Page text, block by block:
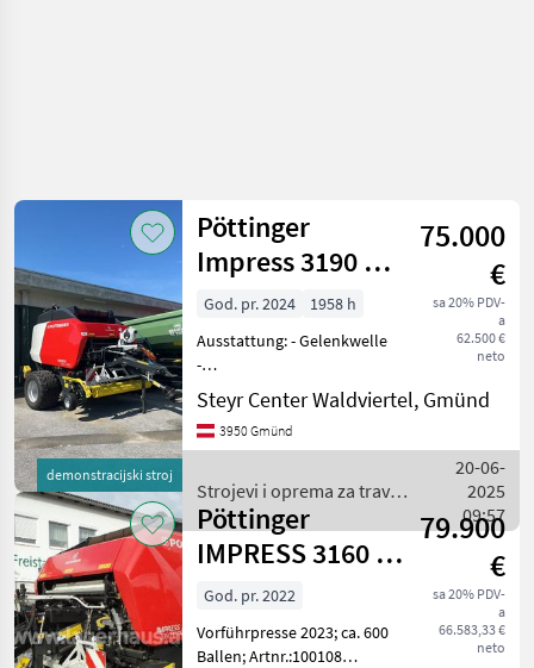
demonstracijski stroj
Pöttinger
Impress 3190 V
Pro
75.000
€
sa 20% PDV-
a
62.500 €
neto
God. pr. 2024
1958 h
Ausstattung: - Gelenkwelle
-
Zweileitungsdruckluftbremse
- 620/40 R 22, 5 -
Ausführung 40km/h -
Zugöse - EXPERT 75 ISOBUS
Terminal I
Steyr Center Waldviertel, Gmünd
3950 Gmünd
Strojevi i oprema za travu i
baliranje / Pöttinger
20-06-
2025
09:57
Pöttinger
IMPRESS 3160 V
PRO
79.900
€
sa 20% PDV-
a
66.583,33 €
neto
God. pr. 2022
Vorführpresse 2023; ca. 600
Ballen; Artnr.:100108